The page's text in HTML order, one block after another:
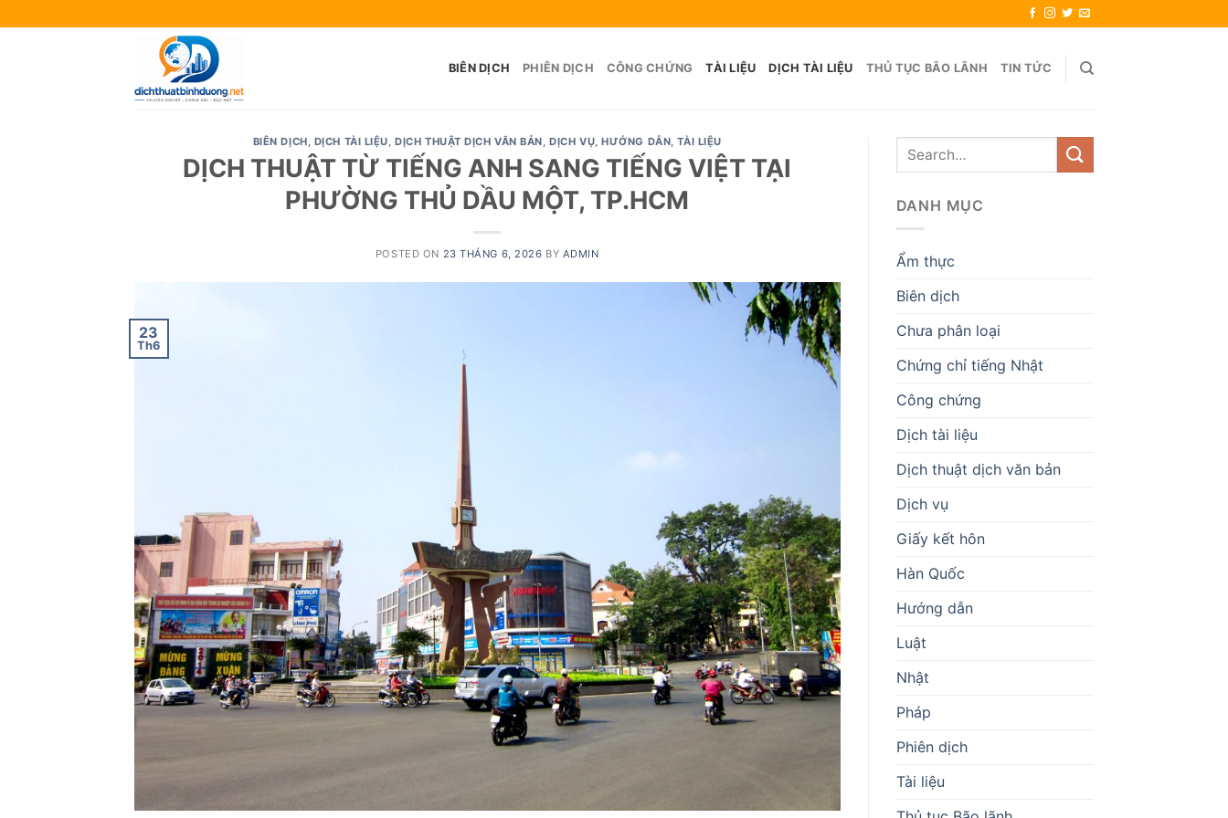
to
BIÊN DỊCH PHIÊN DỊCH CÔNG CHỨNG TÀI LIỆU DỊCH TÀI LIỆU THỦ TỤC BÃO LÃNH TIN TỨC
BIÊN DỊCH, DỊCH TÀI LIỆU,DỊCH THUẬT DỊCH VĂN BẢN,DỊCH VỤ,HƯỚNG DẪN,TÀI LIỆU
DỊCH THUẬT TỪ TIẾNG ANH SANG TIẾNG VIỆT TẠI
PHƯỜNG THỦ DẦU MỘT, TP.HCM
POSTED ON 23 THÁNG 6, 2026 BY ADMIN
23
Th6
DANH MỤC
Ẩm thực
Biên dịch
Chưa phân loại
Chứng chỉ tiếng Nhật
Công chứng
Dịch tài liệu
Dịch thuật dịch văn bản
Dịch vụ
Giấy kết hôn
Hàn Quốc
Hướng dẫn
Luật
Nhật
Pháp
Phiên dịch
Tài liệu